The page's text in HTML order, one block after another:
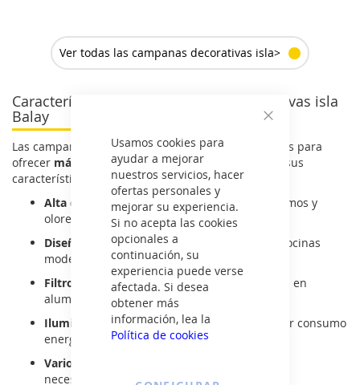
Usamos cookies para
ayudar a mejorar
nuestros servicios, hacer
ofertas personales y
mejorar su experiencia.
Si no acepta las cookies
opcionales a
continuación, su
experiencia puede verse
afectada. Si desea
obtener más
información, lea la
Política de cookies
Ver todas las campanas decorativas isla>
Características de las campanas decorativas isla
Balay
Las campanas decorativas Balay han sido diseñadas para
ofrecer máximo rendimiento y estilo
. Algunas de sus
características más destacadas incluyen:
Alta capacidad de extracción:elimina los humos y
olores de manera eficiente.
Diseño decorativo:integración perfecta en cocinas
modernas.
Filtros antigrasa de fácil limpieza:
fabricados en
aluminio o acero inoxidable.
Iluminación LED:mayor visibilidad con menor consumo
energético.
Varios niveles de potencia:
necesidades de cada cocinado.